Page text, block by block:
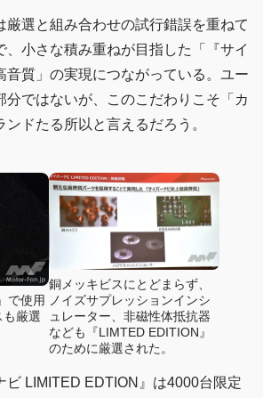
厳選と組み合わせの試行錯誤を重ねて
、小さな積み重ねが目指した「『サイ
音質」の実現につながっている。ユー
分ではないが、このこだわりこそ「カ
ンドたる所以と言えるだろう。
で使用
厳選
銅メッキビスにとどまらず、
ノイズサプレッションインシ
ュレーター、非磁性体抵抗器
なども『LIMTED EDITION』
のために厳選された。
ビ LIMITED EDTION』は4000台限定